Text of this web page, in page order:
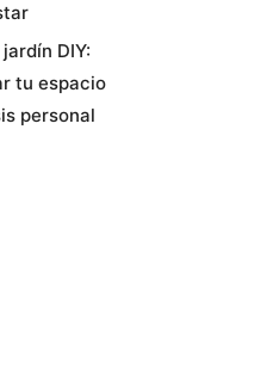
DIY:
tu espacio
personal